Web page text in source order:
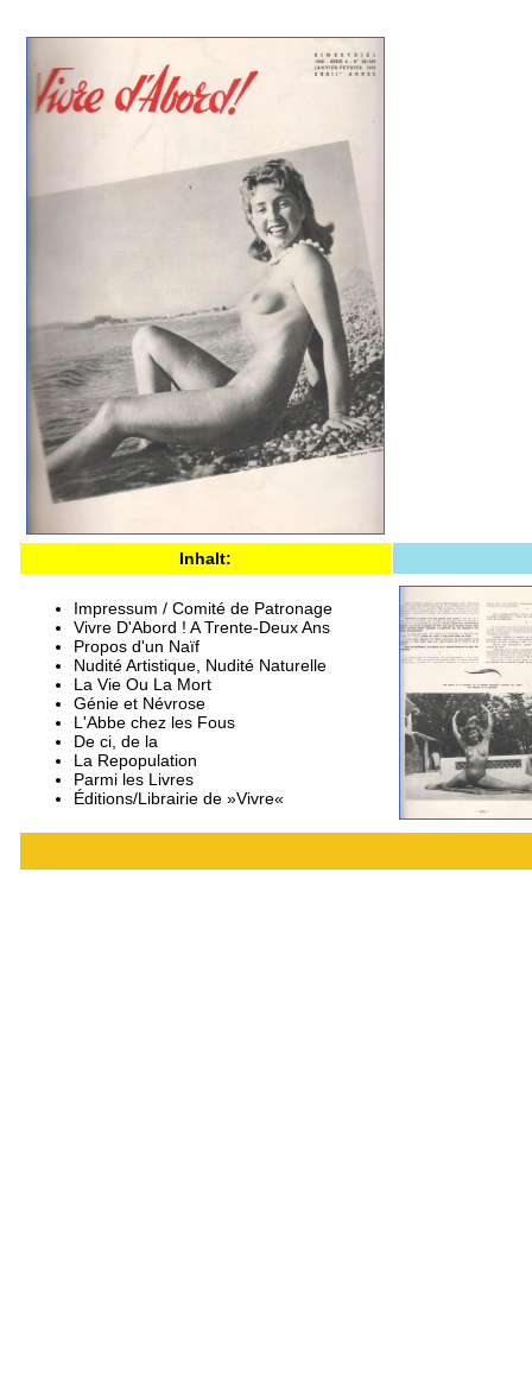
Inhalt:
Impressum / Comité de Patronage
Vivre D'Abord ! A Trente-Deux Ans
Propos d'un Naïf
Nudité Artistique, Nudité Naturelle
La Vie Ou La Mort
Génie et Névrose
L'Abbe chez les Fous
De ci, de la
La Repopulation
Parmi les Livres
Éditions/Librairie de »Vivre«